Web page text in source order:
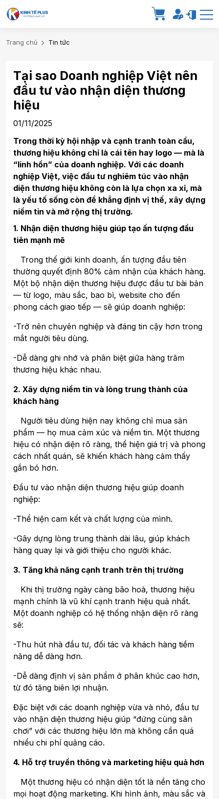
Trang chủ Tin tức
Tại sao Doanh nghiệp Việt nên
đầu tư vào nhận diện thương
hiệu
01/11/2025
Trong thời kỳ hội nhập và cạnh tranh toàn cầu,
thương hiệu không chỉ là cái tên hay logo — mà là
“linh hồn” của doanh nghiệp. Với các doanh
nghiệp Việt, việc đầu tư nghiêm túc vào nhận
diện thương hiệu không còn là lựa chọn xa xỉ, mà
là yếu tố sống còn để khẳng định vị thế, xây dựng
niềm tin và mở rộng thị trường.
1. Nhận diện thương hiệu giúp tạo ấn tượng đầu
tiên mạnh mẽ
Trong thế giới kinh doanh, ấn tượng đầu tiên
thường quyết định 80% cảm nhận của khách hàng.
Một bộ nhận diện thương hiệu được đầu tư bài bản
— từ logo, màu sắc, bao bì, website cho đến
phong cách giao tiếp — sẽ giúp doanh nghiệp:
-Trở nên chuyên nghiệp và đáng tin cậy hơn trong
mắt người tiêu dùng.
-Dễ dàng ghi nhớ và phân biệt giữa hàng trăm
thương hiệu khác nhau.
2. Xây dựng niềm tin và lòng trung thành của
khách hàng
Người tiêu dùng hiện nay không chỉ mua sản
phẩm — họ mua cảm xúc và niềm tin. Một thương
hiệu có nhận diện rõ ràng, thể hiện giá trị và phong
cách nhất quán, sẽ khiến khách hàng cảm thấy
gắn bó hơn.
Đầu tư vào nhận diện thương hiệu giúp doanh
nghiệp:
-Thể hiện cam kết và chất lượng của mình.
-Gây dựng lòng trung thành dài lâu, giúp khách
hàng quay lại và giới thiệu cho người khác.
3. Tăng khả năng cạnh tranh trên thị trường
Khi thị trường ngày càng bão hoà, thương hiệu
mạnh chính là vũ khí cạnh tranh hiệu quả nhất.
Một doanh nghiệp có hệ thống nhận diện rõ ràng
sẽ:
-Thu hút nhà đầu tư, đối tác và khách hàng tiềm
năng dễ dàng hơn.
-Dễ dàng định vị sản phẩm ở phân khúc cao hơn,
từ đó tăng biên lợi nhuận.
Đặc biệt với các doanh nghiệp vừa và nhỏ, đầu tư
vào nhận diện thương hiệu giúp “đứng cùng sân
chơi” với các thương hiệu lớn mà không cần quá
nhiều chi phí quảng cáo.
4. Hỗ trợ truyền thông và marketing hiệu quả hơn
Một thương hiệu có nhận diện tốt là nền tảng cho
mọi hoạt động marketing. Khi hình ảnh, màu sắc và